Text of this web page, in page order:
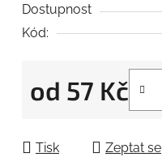
5
hvězdiček.
Dostupnost
Kód:
od 57 Kč
Tisk Zeptat se